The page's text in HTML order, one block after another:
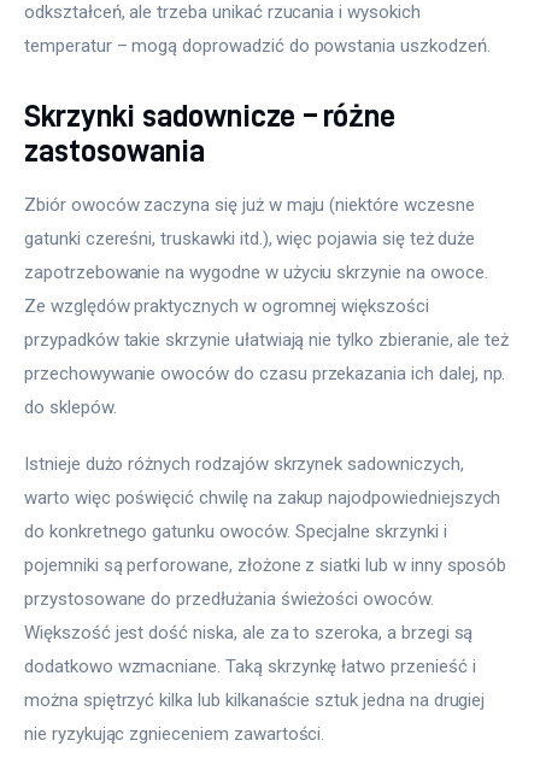
odkształceń, ale trzeba unikać rzucania i wysokich
temperatur – mogą doprowadzić do powstania uszkodzeń.
Skrzynki sadownicze – różne
zastosowania
Zbiór owoców zaczyna się już w maju (niektóre wczesne
gatunki czereśni, truskawki itd.), więc pojawia się też duże
zapotrzebowanie na wygodne w użyciu skrzynie na owoce.
Ze względów praktycznych w ogromnej większości
przypadków takie skrzynie ułatwiają nie tylko zbieranie, ale też
przechowywanie owoców do czasu przekazania ich dalej, np.
do sklepów.
Istnieje dużo różnych rodzajów skrzynek sadowniczych,
warto więc poświęcić chwilę na zakup najodpowiedniejszych
do konkretnego gatunku owoców. Specjalne skrzynki i
pojemniki są perforowane, złożone z siatki lub w inny sposób
przystosowane do przedłużania świeżości owoców.
Większość jest dość niska, ale za to szeroka, a brzegi są
dodatkowo wzmacniane. Taką skrzynkę łatwo przenieść i
można spiętrzyć kilka lub kilkanaście sztuk jedna na drugiej
nie ryzykując zgnieceniem zawartości.